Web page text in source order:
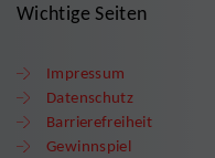
Wichtige Seiten
Impressum
Datenschutz
Barrierefreiheit
Gewinnspiel